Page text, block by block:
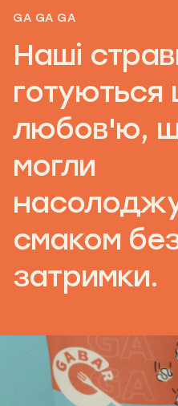
GA GA GA
Наші
готуються
любов'ю,
могли
смаком
затримки.